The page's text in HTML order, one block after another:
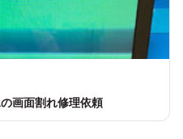
画面割れ修理依頼